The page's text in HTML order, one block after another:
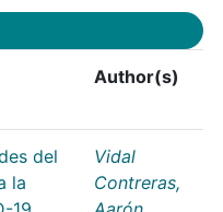
Author(s)
del
la
Vidal
Contreras,